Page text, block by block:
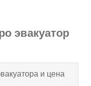
эвакуатор
и цена